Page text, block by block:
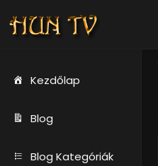
Kezdőlap
Blog
Blog Kategóriák